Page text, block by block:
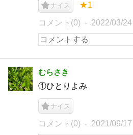
ナイス ★1
コメント(0) 2022/03/24
むらさき
①ひとりよみ
ナイス
コメント(0) 2021/09/17